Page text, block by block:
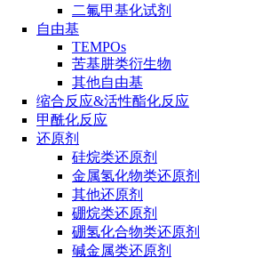
二氟甲基化试剂
自由基
TEMPOs
苦基肼类衍生物
其他自由基
缩合反应&活性酯化反应
甲酰化反应
还原剂
硅烷类还原剂
金属氢化物类还原剂
其他还原剂
硼烷类还原剂
硼氢化合物类还原剂
碱金属类还原剂